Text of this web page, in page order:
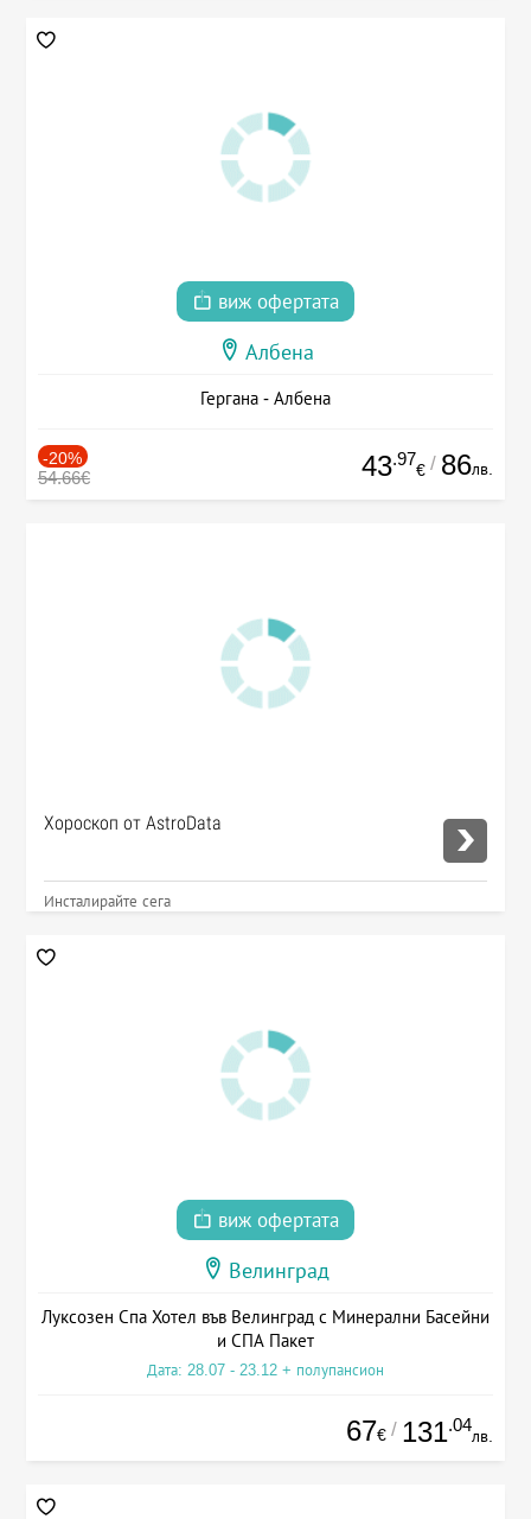
виж офертата
Албена
Гергана - Албена
-20%
54.66€ 43.97
€ / 86лв.
Хороскоп от AstroData
Инсталирайте сега
виж офертата
Велинград
Луксозен Спа Хотел във Велинград с Минерални Басейни
и СПА Пакет
Дата: 28.07 - 23.12 + полупансион
67€ / 131.04
лв.